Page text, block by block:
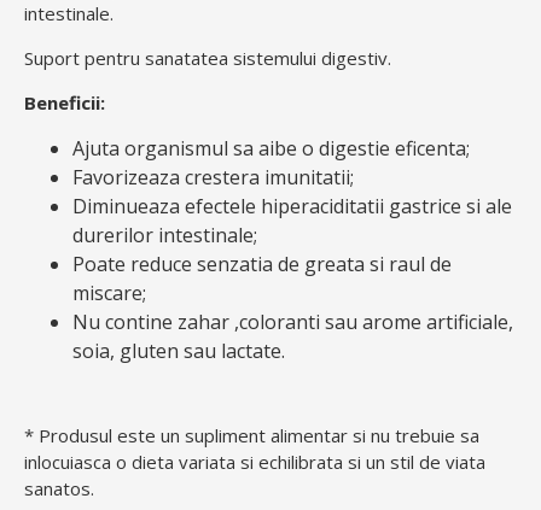
intestinale.
Suport pentru sanatatea sistemului digestiv.
Beneficii:
Ajuta organismul sa aibe o digestie eficenta;
Favorizeaza crestera imunitatii;
Diminueaza efectele hiperaciditatii gastrice si ale
durerilor intestinale;
Poate reduce senzatia de greata si raul de
miscare;
Nu contine zahar ,coloranti sau arome artificiale,
soia, gluten sau lactate.
* Produsul este un supliment alimentar si nu trebuie sa
inlocuiasca o dieta variata si echilibrata si un stil de viata
sanatos.